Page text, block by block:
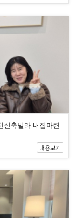
신축빌라 내집마련
내용보기